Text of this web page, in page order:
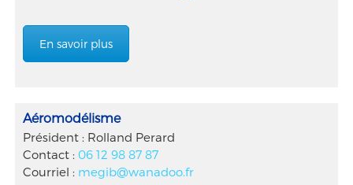
En savoir plus
Aéromodélisme
Président : Rolland Perard
Contact : 06 12 98 87 87
Courriel : megib@wanadoo.fr